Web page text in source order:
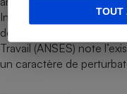
TOUT
International de
de Sécurité Sanitaire de
Travail (ANSES) note
un caractère de